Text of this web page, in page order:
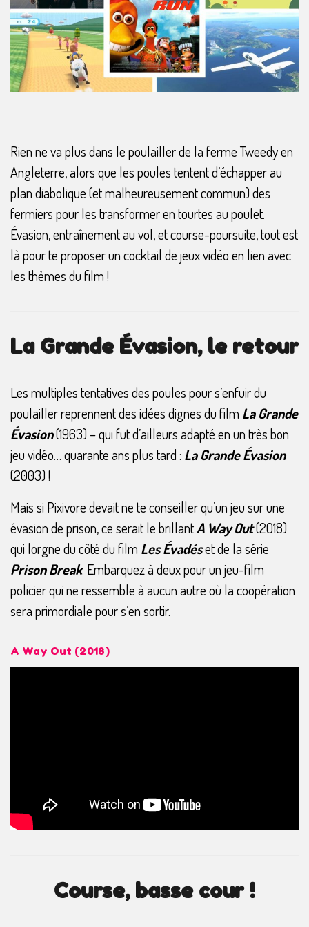
Rien ne va plus dans le poulailler de la ferme Tweedy en
Angleterre, alors que les poules tentent d’échapper au
plan diabolique (et malheureusement commun) des
fermiers pour les transformer en tourtes au poulet.
Évasion, entraînement au vol, et course-poursuite, tout est
là pour te proposer un cocktail de jeux vidéo en lien avec
les thèmes du film !
La Grande Évasion, le retour
Les multiples tentatives des poules pour s’enfuir du
poulailler reprennent des idées dignes du film La Grande
Évasion(1963) – qui fut d’ailleurs adapté en un très bon
jeu vidéo… quarante ans plus tard : La Grande Évasion
(2003) !
Mais si Pixivore devait ne te conseiller qu’un jeu sur une
évasion de prison, ce serait le brillantA Way Out(2018)
qui lorgne du côté du film Les Évadéset de la série
Prison Break. Embarquez à deux pour un jeu-film
policier qui ne ressemble à aucun autre où la coopération
sera primordiale pour s’en sortir.
A Way Out (2018)
Course, basse cour !